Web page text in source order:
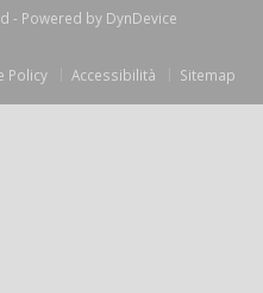
- Powered by DynDevice
Policy Accessibilità Sitemap